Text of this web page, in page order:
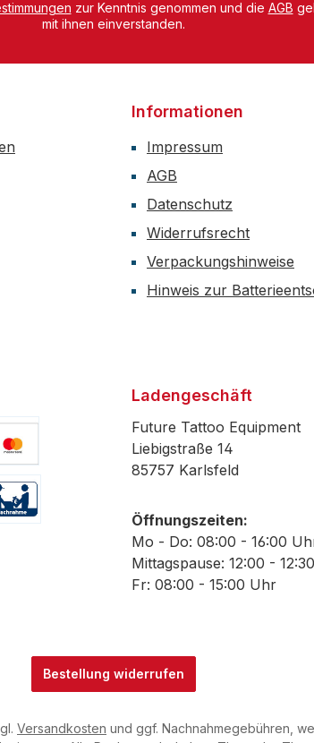
zur Kenntnis genommen und die AGB
mit ihnen einverstanden.
Informationen
Impressum
AGB
Datenschutz
Widerrufsrecht
Verpackungshinweise
Hinweis zur
Ladengeschäft
Future Tattoo Equipment
Liebigstraße 14
85757 Karlsfeld
Öffnungszeiten:
Mo - Do: 08:00 - 16:00
Mittagspause: 12:00 -
Fr: 08:00 - 15:00 Uhr
Bestellung widerrufen
Versandkosten und ggf. Nachnahmegebühren,